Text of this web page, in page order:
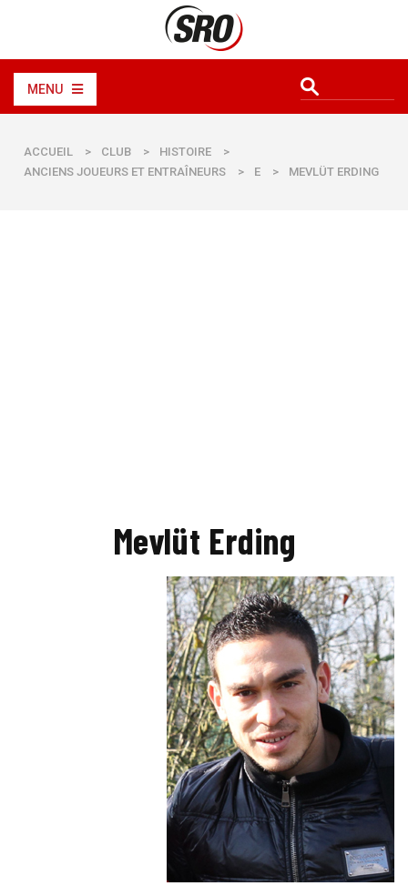
MENU
ACCUEIL > CLUB > HISTOIRE
>
ANCIENS JOUEURS ET ENTRAÎNEURS
> E > MEVLÜT ERDING
Mevlüt Erding